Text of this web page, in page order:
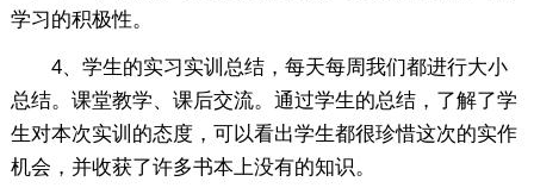
学习的积极性。
4、学生的实习实训总结，每天每周我们都进行大小
总结。课堂教学、课后交流。通过学生的总结，了解了学
生对本次实训的态度，可以看出学生都很珍惜这次的实作
机会，并收获了许多书本上没有的知识。